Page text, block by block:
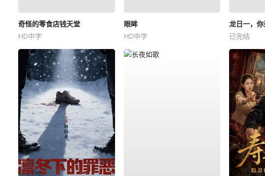
奇怪的零食店钱天堂
HD中字
眼眸
HD中字
龙日一，
已完结